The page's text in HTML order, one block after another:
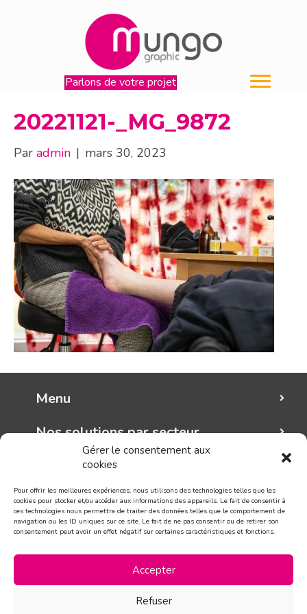
Gérer le consentement aux
cookies
Pour offrir les meilleures expériences, nous utilisons des technologies telles que les
cookies pour stocker et/ou accéder aux informations des appareils. Le fait de consentir à
ces technologies nous permettra de traiter des données telles que le comportement de
navigation ou les ID uniques sur ce site. Le fait de ne pas consentir ou de retirer son
consentement peut avoir un effet négatif sur certaines caractéristiques et fonctions.
Accepter
Refuser
Parlons de votre projet
20221121-_MG_9872
Par admin | mars 30, 2023
Menu
Nos solutions par secteur
Mungo graphic
Suivez-nous!
CONTACT